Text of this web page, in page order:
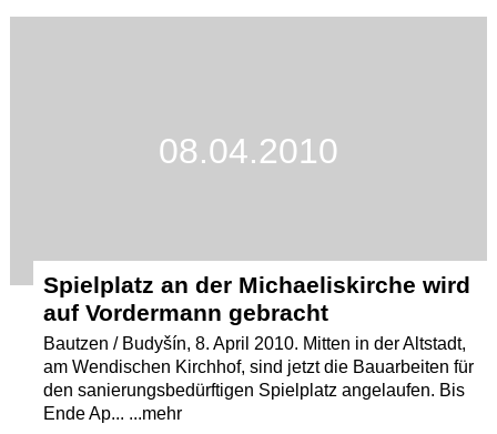
08.04.2010
Spielplatz an der Michaeliskirche wird
auf Vordermann gebracht
Bautzen / Budyšín, 8. April 2010. Mitten in der Altstadt,
am Wendischen Kirchhof, sind jetzt die Bauarbeiten für
den sanierungsbedürftigen Spielplatz angelaufen. Bis
Ende Ap... ...mehr